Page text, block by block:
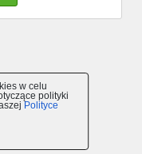
w celu
polityki
Polityce